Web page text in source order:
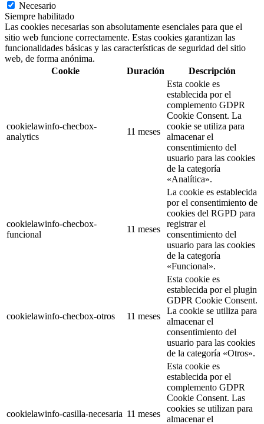
Necesario
Siempre habilitado
Las cookies necesarias son absolutamente esenciales para que el
sitio web funcione correctamente. Estas cookies garantizan las
funcionalidades básicas y las características de seguridad del sitio
web, de forma anónima.
Cookie
Duración Descripción
cookielawinfo-checbox-
analytics
11 meses
Esta cookie es
establecida por el
complemento GDPR
Cookie Consent. La
cookie se utiliza para
almacenar el
consentimiento del
usuario para las cookies
de la categoría
«Analítica».
cookielawinfo-checbox-
funcional
11 meses
La cookie es establecida
por el consentimiento de
cookies del RGPD para
registrar el
consentimiento del
usuario para las cookies
de la categoría
«Funcional».
cookielawinfo-checbox-otros 11 meses
Esta cookie es
establecida por el plugin
GDPR Cookie Consent.
La cookie se utiliza para
almacenar el
consentimiento del
usuario para las cookies
de la categoría «Otros».
cookielawinfo-casilla-necesaria 11 meses
Esta cookie es
establecida por el
complemento GDPR
Cookie Consent. Las
cookies se utilizan para
almacenar el